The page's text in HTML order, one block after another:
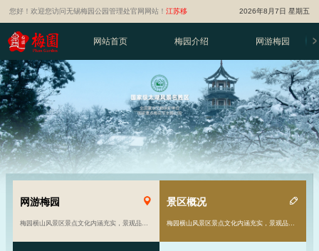
您好！欢迎您访问无锡梅园公园管理处官网网站！江苏移
动智慧旅游平台
2026年8月7日 星期五
网站首页 梅园介绍 网游梅园
网游梅园
梅园横山风景区景点文化内涵充实，景观品位高雅。风景区由原来的81亩发展到现在的千余亩……
景区概况
梅园横山风景区景点文化内涵充实，景观品位高雅。风景区由原来的81亩发展到现在的千余亩……